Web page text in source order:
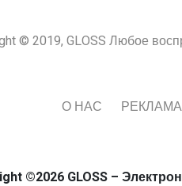
© 2019, GLOSS Любое
О НАС РЕКЛАМА
©2026 GLOSS –